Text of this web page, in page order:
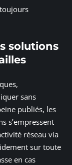
solutions
sans
publiés, les
s’empressent
réseau via
sur toute
en cas